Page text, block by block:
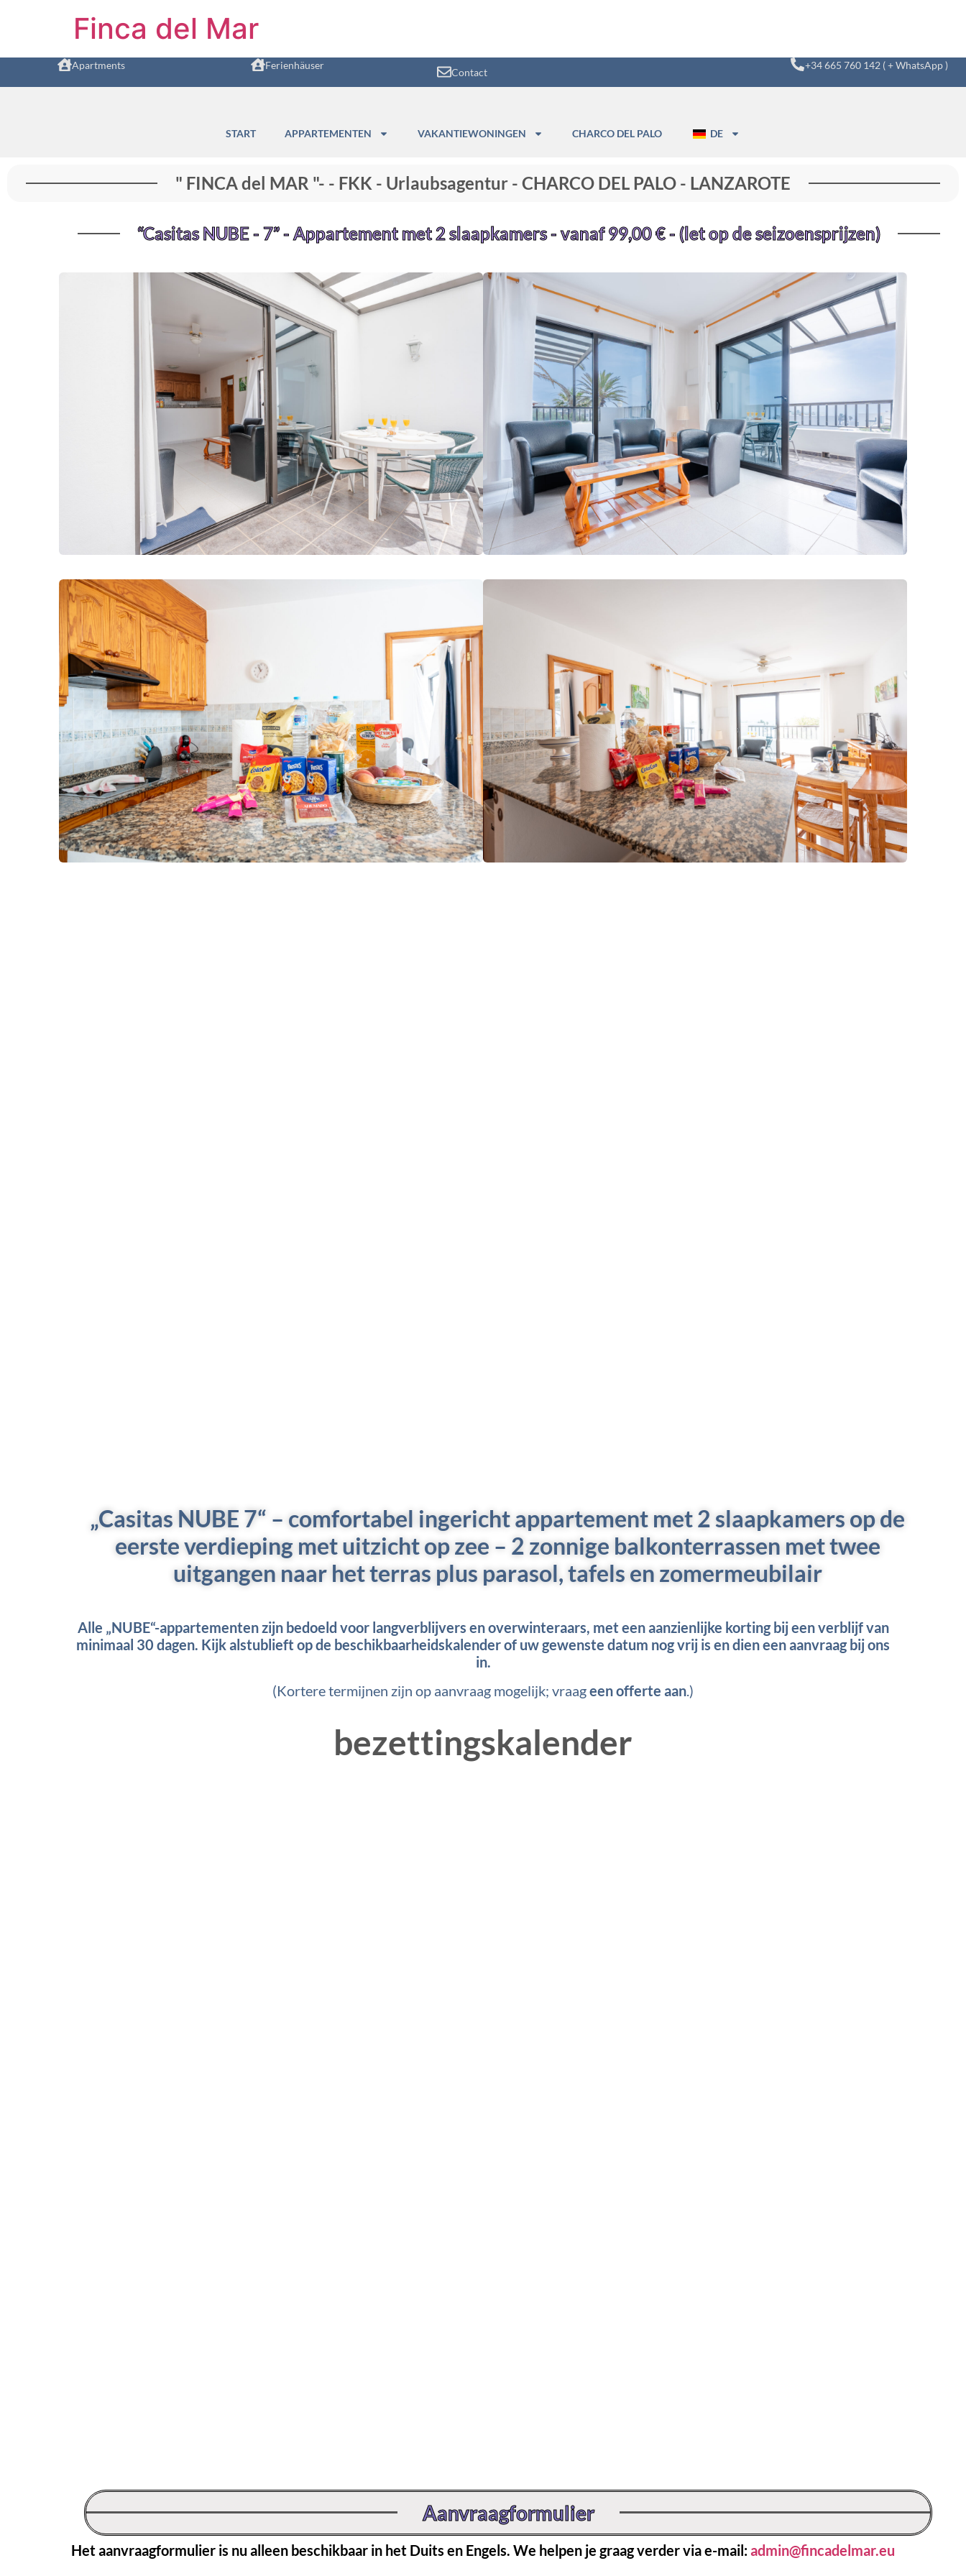
Finca del Mar
Apartments Ferienhäuser
Contact
+34 665 760 142 ( + WhatsApp )
START APPARTEMENTEN VAKANTIEWONINGEN CHARCO DEL PALO DE
" FINCA del MAR "- - FKK - Urlaubsagentur - CHARCO DEL PALO - LANZAROTE
“Casitas NUBE - 7” - Appartement met 2 slaapkamers - vanaf 99,00 € - (let op de seizoensprijzen)
„Casitas NUBE 7“ – comfortabel ingericht appartement met 2 slaapkamers op de
eerste verdieping met uitzicht op zee – 2 zonnige balkonterrassen met twee
uitgangen naar het terras plus parasol, tafels en zomermeubilair
Alle „NUBE“-appartementen zijn bedoeld voor langverblijvers en overwinteraars, met een aanzienlijke korting bij een verblijf van
minimaal 30 dagen. Kijk alstublieft op de beschikbaarheidskalender of uw gewenste datum nog vrij is en dien een aanvraag bij ons
in.
(Kortere termijnen zijn op aanvraag mogelijk; vraageen offerte aan.)
bezettingskalender
Aanvraagformulier
Het aanvraagformulier is nu alleen beschikbaar in het Duits en Engels. We helpen je graag verder via e-mail:admin@fincadelmar.eu